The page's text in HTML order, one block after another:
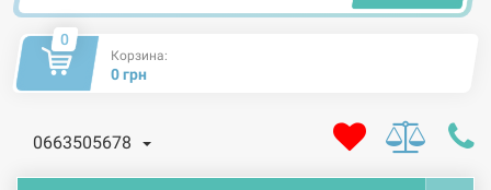
0
Корзина:
0 грн
0663505678